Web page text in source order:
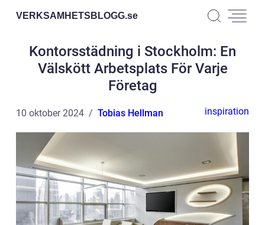
VERKSAMHETSBLOGG.se
Kontorsstädning i Stockholm: En
Välskött Arbetsplats För Varje
Företag
10 oktober 2024 Tobias Hellman inspiration